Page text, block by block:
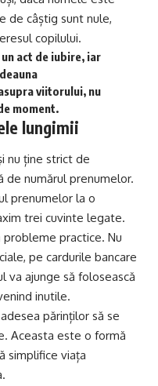
de câștig sunt nule,
copilului.
act de iubire, iar
viitorului, nu
moment.
lungimii
nu ține strict de
de numărul prenumelor.
prenumelor la o
trei cuvinte legate.
probleme practice. Nu
pe cardurile bancare
va ajunge să folosească
inutile.
părinților să se
Aceasta este o formă
simplifice viața